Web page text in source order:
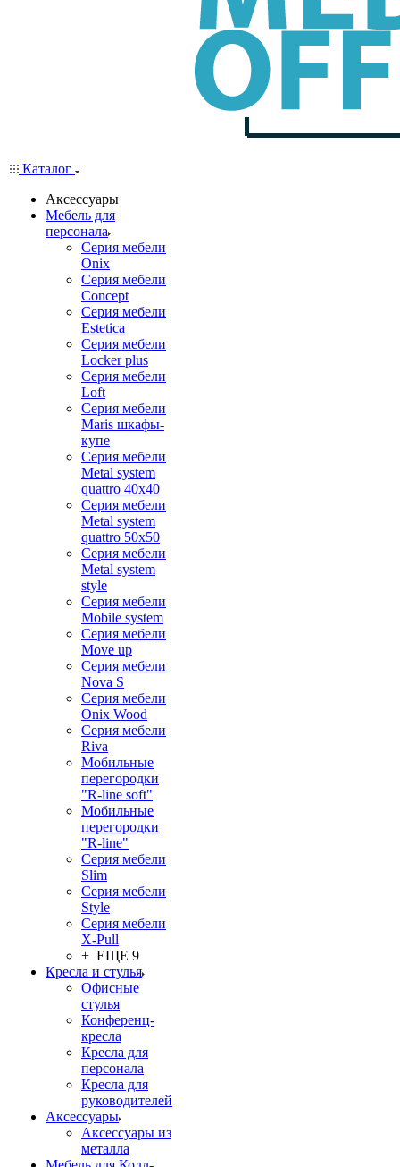
Каталог
Аксессуары
Мебель для
персонала
Серия мебели
Onix
Серия мебели
Concept
Серия мебели
Estetica
Серия мебели
Locker plus
Серия мебели
Loft
Серия мебели
Maris шкафы-
купе
Серия мебели
Metal system
quattro 40x40
Серия мебели
Metal system
quattro 50x50
Серия мебели
Metal system
style
Серия мебели
Mobile system
Серия мебели
Move up
Серия мебели
Nova S
Серия мебели
Onix Wood
Серия мебели
Riva
Мобильные
перегородки
"R-line soft"
Мобильные
перегородки
"R-line"
Серия мебели
Slim
Серия мебели
Style
Серия мебели
X-Pull
+ ЕЩЕ 9
Кресла и стулья
Офисные
стулья
Конференц-
кресла
Кресла для
персонала
Кресла для
руководителей
Аксессуары
Аксессуары из
металла